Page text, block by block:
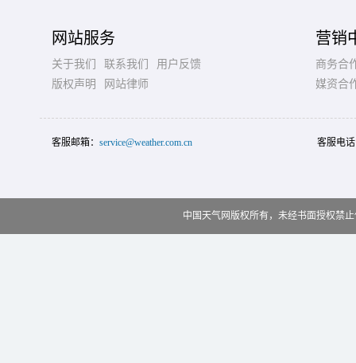
网站服务
关于我们 联系我们
用户反馈
版权声明
网站律师
营销
商务合
媒资合
客服邮箱： service@weather.com.cn 客服电
中国天气网版权所有，未经书面授权